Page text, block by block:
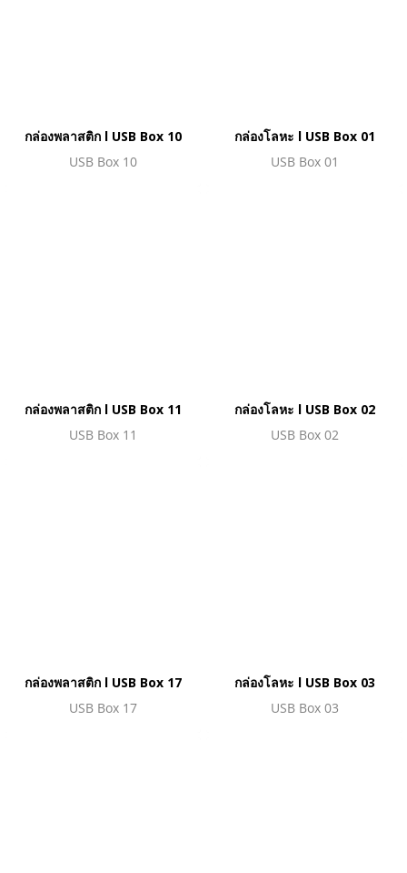
กล่องพลาสติก l USB Box 10
USB Box 10
กล่องโลหะ l USB Box 01
USB Box 01
กล่องพลาสติก l USB Box 11
USB Box 11
กล่องโลหะ l USB Box 02
USB Box 02
กล่องพลาสติก l USB Box 17
USB Box 17
กล่องโลหะ l USB Box 03
USB Box 03